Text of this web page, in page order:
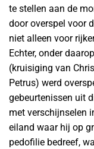
te stellen aan de
door overspel voor
niet alleen voor
Echter, onder
(kruisiging van
Petrus) werd
gebeurtenissen uit
met verschijnselen
eiland waar hij op
pedofilie bedreef,